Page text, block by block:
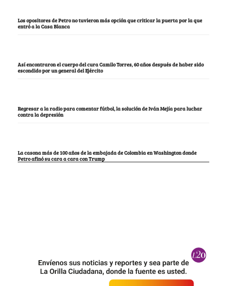
Los opositores de Petro no tuvieron más opción que criticar la puerta por la que
entró a la Casa Blanca
Así encontraron el cuerpo del cura Camilo Torres, 60 años después de haber sido
escondido por un general del Ejército
Regresar a la radio para comentar fútbol, la solución de Iván Mejía para luchar
contra la depresión
La casona más de 100 años de la embajada de Colombia en Washington donde
Petro afinó su cara a cara con Trump